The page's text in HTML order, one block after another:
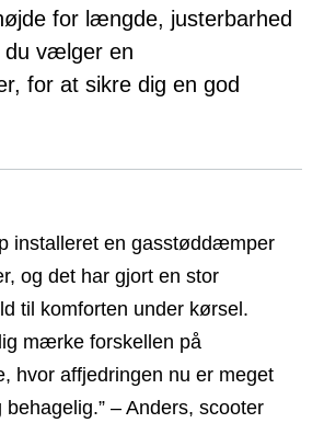
for længde, justerbarhed
du vælger en
for at sikre dig en god
installeret en gasstøddæmper
og det har gjort en stor
til komforten under kørsel.
mærke forskellen på
hvor affjedringen nu er meget
– Anders, scooter